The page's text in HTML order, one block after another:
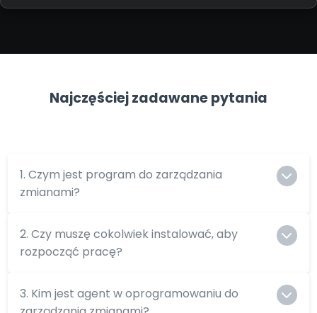
Najczęściej zadawane pytania
1. Czym jest program do zarządzania
zmianami?
2. Czy muszę cokolwiek instalować, aby
rozpocząć pracę?
3. Kim jest agent w oprogramowaniu do